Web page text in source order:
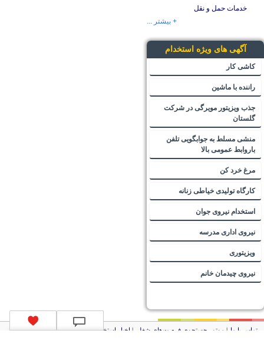
خدمات حمل و نقل
+ بیشتر ...
آگهی های ویژه استخدام
کاشی کار
راننده با ماشین
جذب ویزیتور مویرگی در شرکت
گلستان
منشی مسلط به جوابگویی تلفن
باروابط عمومی بالا
مرغ خرد کن
کارگاه تولیدی خیاطی زنانه
استخدام نیروی جوان
نیروی اداری مدرسه
ویزیتوری
نیروی چیدمان خانم
تماس با ما | موتور جستجوی فرصت‌های شغلی اخبار استخدام|استخدام‌های دولتی|استخدام‌